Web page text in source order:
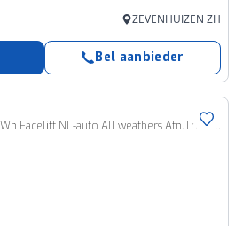
ZEVENHUIZEN ZH
Bel aanbieder
IONIQ 5 Style Limited 63 kWh Facelift NL-auto All weathers Afn.Trekhaak